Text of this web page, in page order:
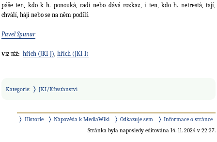
páše ten, kdo k h. ponouká, radí nebo dává rozkaz, i ten, kdo h. netrestá, tají,
chválí, hájí nebo se na něm podílí.
Pavel Spunar
Viz též: hřích (JKI-J), hřích (JKI-I)
Kategorie: JKI/Křesťanství
Historie Nápověda k MediaWiki Odkazuje sem
Informace o stránce
Stránka byla naposledy editována 14. 11. 2024 v 22:37.